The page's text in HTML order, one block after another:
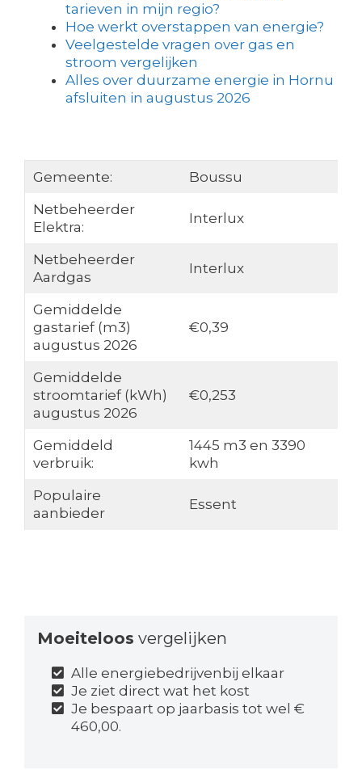
tarieven in mijn regio?
Hoe werkt overstappen van energie?
Veelgestelde vragen over gas en
stroom vergelijken
Alles over duurzame energie in Hornu
afsluiten in augustus 2026
Gemeente:
Boussu
Netbeheerder
Elektra:
Interlux
Netbeheerder
Aardgas
Interlux
Gemiddelde
gastarief (m3)
augustus 2026
€0,39
Gemiddelde
stroomtarief (kWh)
augustus 2026
€0,253
Gemiddeld
verbruik:
1445 m3 en 3390
kwh
Populaire
aanbieder
Essent
Moeiteloos vergelijken
Alle energiebedrijvenbij elkaar
Je ziet direct wat het kost
Je bespaart op jaarbasis tot wel €
460,00.